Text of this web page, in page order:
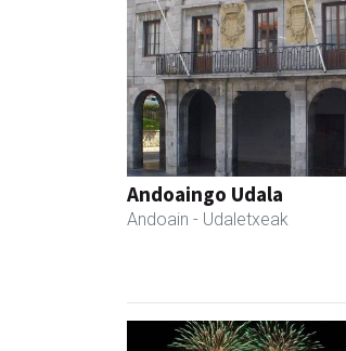
Andoaingo Udala
Andoain - Udaletxeak